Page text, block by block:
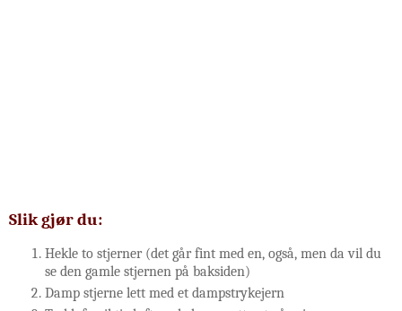
Slik gjør du:
Hekle to stjerner (det går fint med en, også, men da vil du
se den gamle stjernen på baksiden)
Damp stjerne lett med et dampstrykejern